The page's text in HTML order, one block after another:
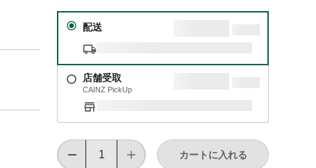
配送
店舗受取
CAINZ PickUp
カートに入れる